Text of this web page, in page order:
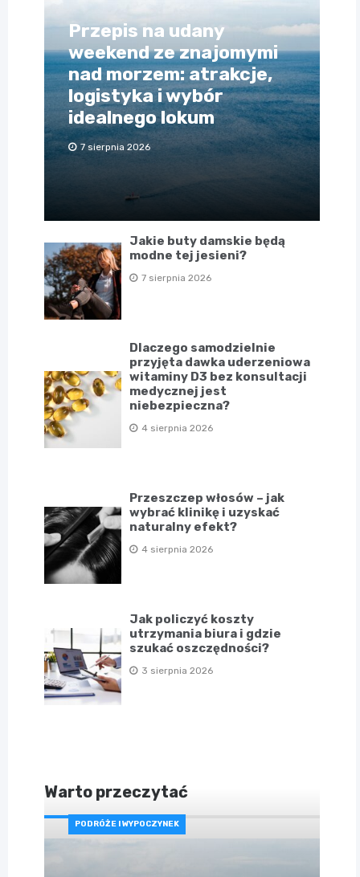
Przepis na udany
weekend ze znajomymi
nad morzem: atrakcje,
logistyka i wybór
idealnego lokum
7 sierpnia 2026
Jakie buty damskie będą
modne tej jesieni?
7 sierpnia 2026
Dlaczego samodzielnie
przyjęta dawka uderzeniowa
witaminy D3 bez konsultacji
medycznej jest
niebezpieczna?
4 sierpnia 2026
Przeszczep włosów – jak
wybrać klinikę i uzyskać
naturalny efekt?
4 sierpnia 2026
Jak policzyć koszty
utrzymania biura i gdzie
szukać oszczędności?
3 sierpnia 2026
Warto przeczytać
PODRÓŻE I WYPOCZYNEK